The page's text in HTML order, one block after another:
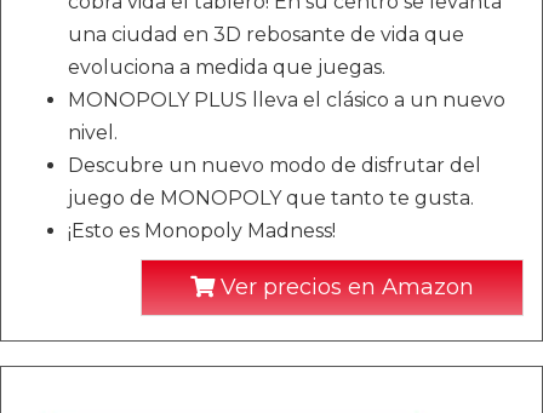
una ciudad en 3D rebosante de vida que
evoluciona a medida que juegas.
MONOPOLY PLUS lleva el clásico a un nuevo
nivel.
Descubre un nuevo modo de disfrutar del
juego de MONOPOLY que tanto te gusta.
¡Esto es Monopoly Madness!
Ver precios en Amazon